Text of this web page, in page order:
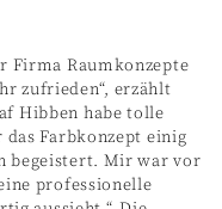
Firma Raumkonzepte
zufrieden“, erzählt
Hibben habe tolle
das Farbkonzept einig
begeistert. Mir war vor
professionelle